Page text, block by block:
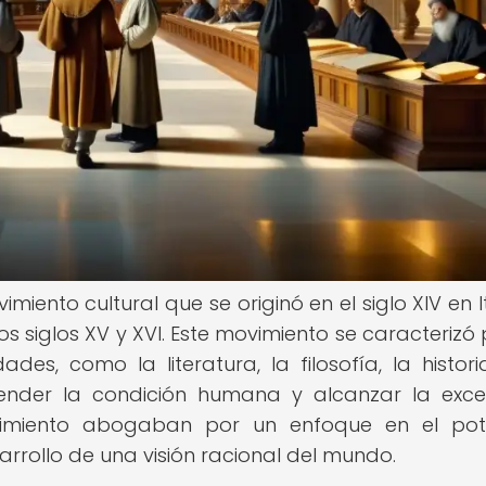
cultural que se originó en el siglo XIV en
XV y XVI. Este movimiento se caracterizó
como la literatura, la filosofía, la
la condición humana y alcanzar la
abogaban por un enfoque en el
de una visión racional del mundo.